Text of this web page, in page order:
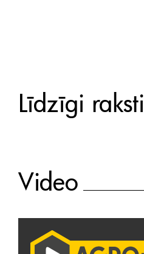
Līdzīgi raksti
Video